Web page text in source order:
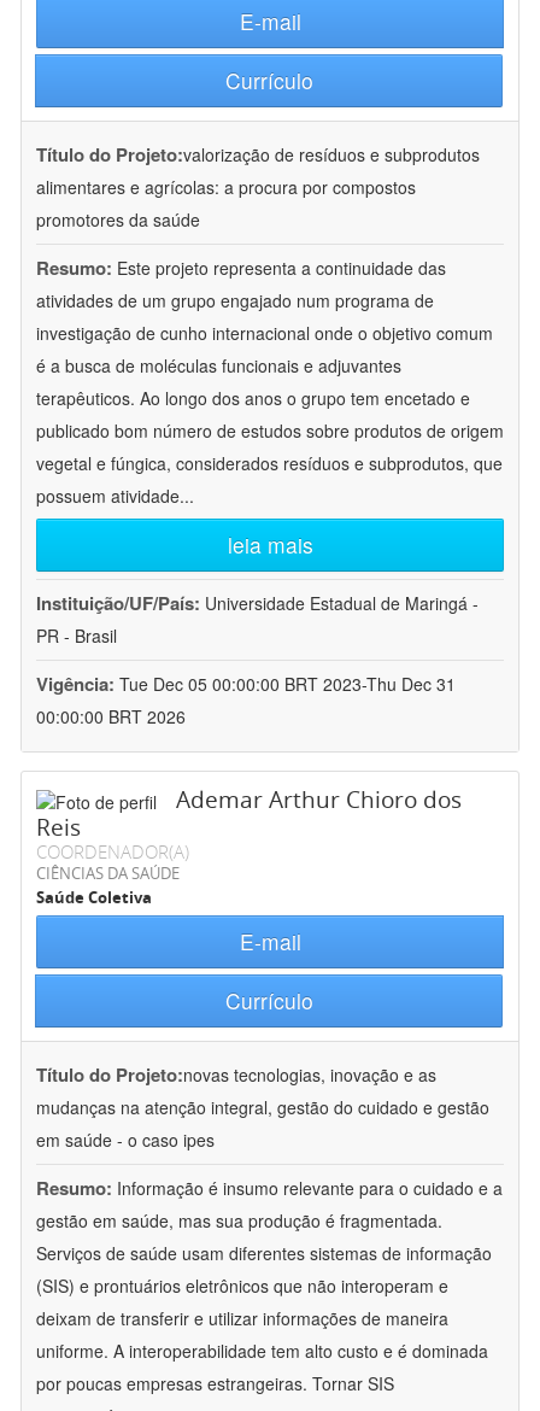
E-mail
Currículo
Título do Projeto:valorização de resíduos e subprodutos
alimentares e agrícolas: a procura por compostos
promotores da saúde
Resumo: Este projeto representa a continuidade das
atividades de um grupo engajado num programa de
investigação de cunho internacional onde o objetivo comum
é a busca de moléculas funcionais e adjuvantes
terapêuticos. Ao longo dos anos o grupo tem encetado e
publicado bom número de estudos sobre produtos de origem
vegetal e fúngica, considerados resíduos e subprodutos, que
possuem atividade...
leia mais
Instituição/UF/País: Universidade Estadual de Maringá -
PR - Brasil
Vigência: Tue Dec 05 00:00:00 BRT 2023-Thu Dec 31
00:00:00 BRT 2026
Ademar Arthur Chioro dos
Reis
COORDENADOR(A)
CIÊNCIAS DA SAÚDE
Saúde Coletiva
E-mail
Currículo
Título do Projeto:novas tecnologias, inovação e as
mudanças na atenção integral, gestão do cuidado e gestão
em saúde - o caso ipes
Resumo: Informação é insumo relevante para o cuidado e a
gestão em saúde, mas sua produção é fragmentada.
Serviços de saúde usam diferentes sistemas de informação
(SIS) e prontuários eletrônicos que não interoperam e
deixam de transferir e utilizar informações de maneira
uniforme. A interoperabilidade tem alto custo e é dominada
por poucas empresas estrangeiras. Tornar SIS